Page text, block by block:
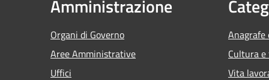
Amministrazione
Organi di Governo
Aree Amministrative
Uffici
Cultura
Vita